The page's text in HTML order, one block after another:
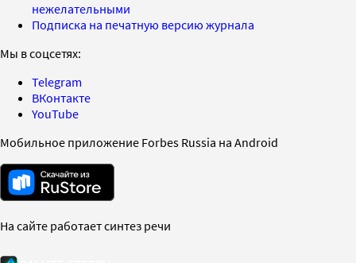
нежелательными
Подписка на печатную версию журнала
Мы в соцсетях:
Telegram
ВКонтакте
YouTube
Мобильное приложение Forbes Russia на Android
На сайте работает синтез речи